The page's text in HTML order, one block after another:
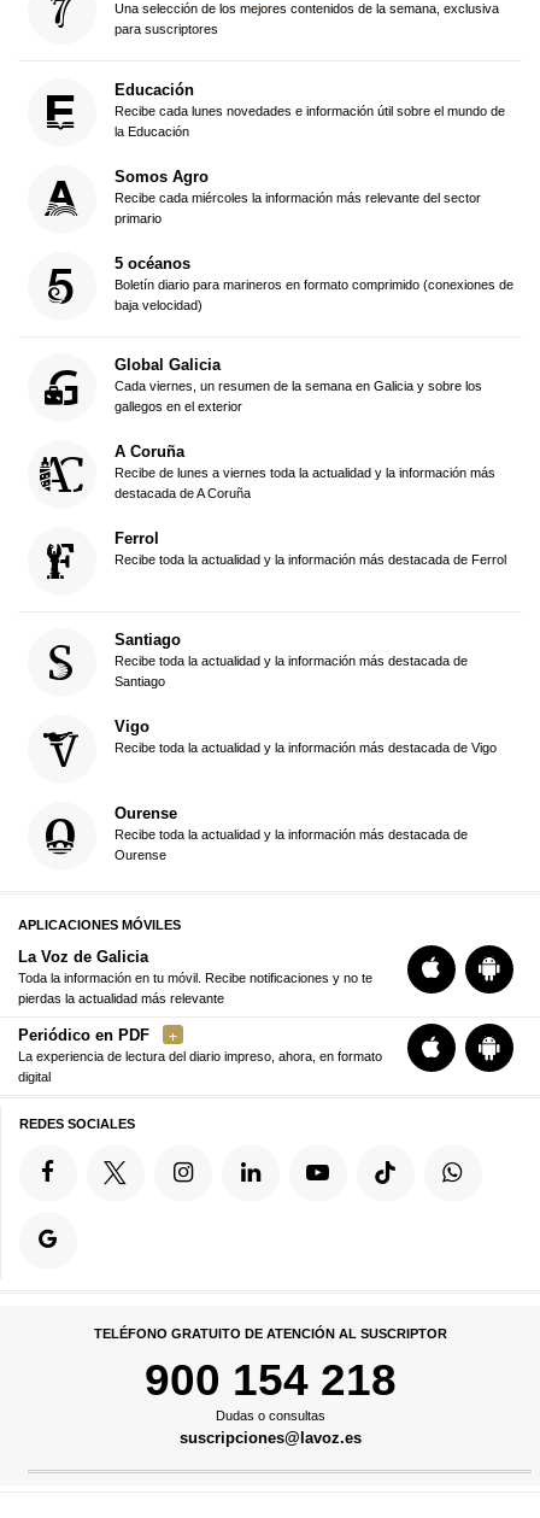
Una selección de los mejores contenidos de la semana, exclusiva
para suscriptores
Educación
Recibe cada lunes novedades e información útil sobre el mundo de
la Educación
Somos Agro
Recibe cada miércoles la información más relevante del sector
primario
5 océanos
Boletín diario para marineros en formato comprimido (conexiones de
baja velocidad)
Global Galicia
Cada viernes, un resumen de la semana en Galicia y sobre los
gallegos en el exterior
A Coruña
Recibe de lunes a viernes toda la actualidad y la información más
destacada de A Coruña
Ferrol
Recibe toda la actualidad y la información más destacada de Ferrol
Santiago
Recibe toda la actualidad y la información más destacada de
Santiago
Vigo
Recibe toda la actualidad y la información más destacada de Vigo
Ourense
Recibe toda la actualidad y la información más destacada de
Ourense
APLICACIONES MÓVILES
La Voz de Galicia
Toda la información en tu móvil. Recibe notificaciones y no te
pierdas la actualidad más relevante
Periódico en PDF
La experiencia de lectura del diario impreso, ahora, en formato
digital
REDES SOCIALES
TELÉFONO GRATUITO DE ATENCIÓN AL SUSCRIPTOR
900 154 218
Dudas o consultas
suscripciones@lavoz.es